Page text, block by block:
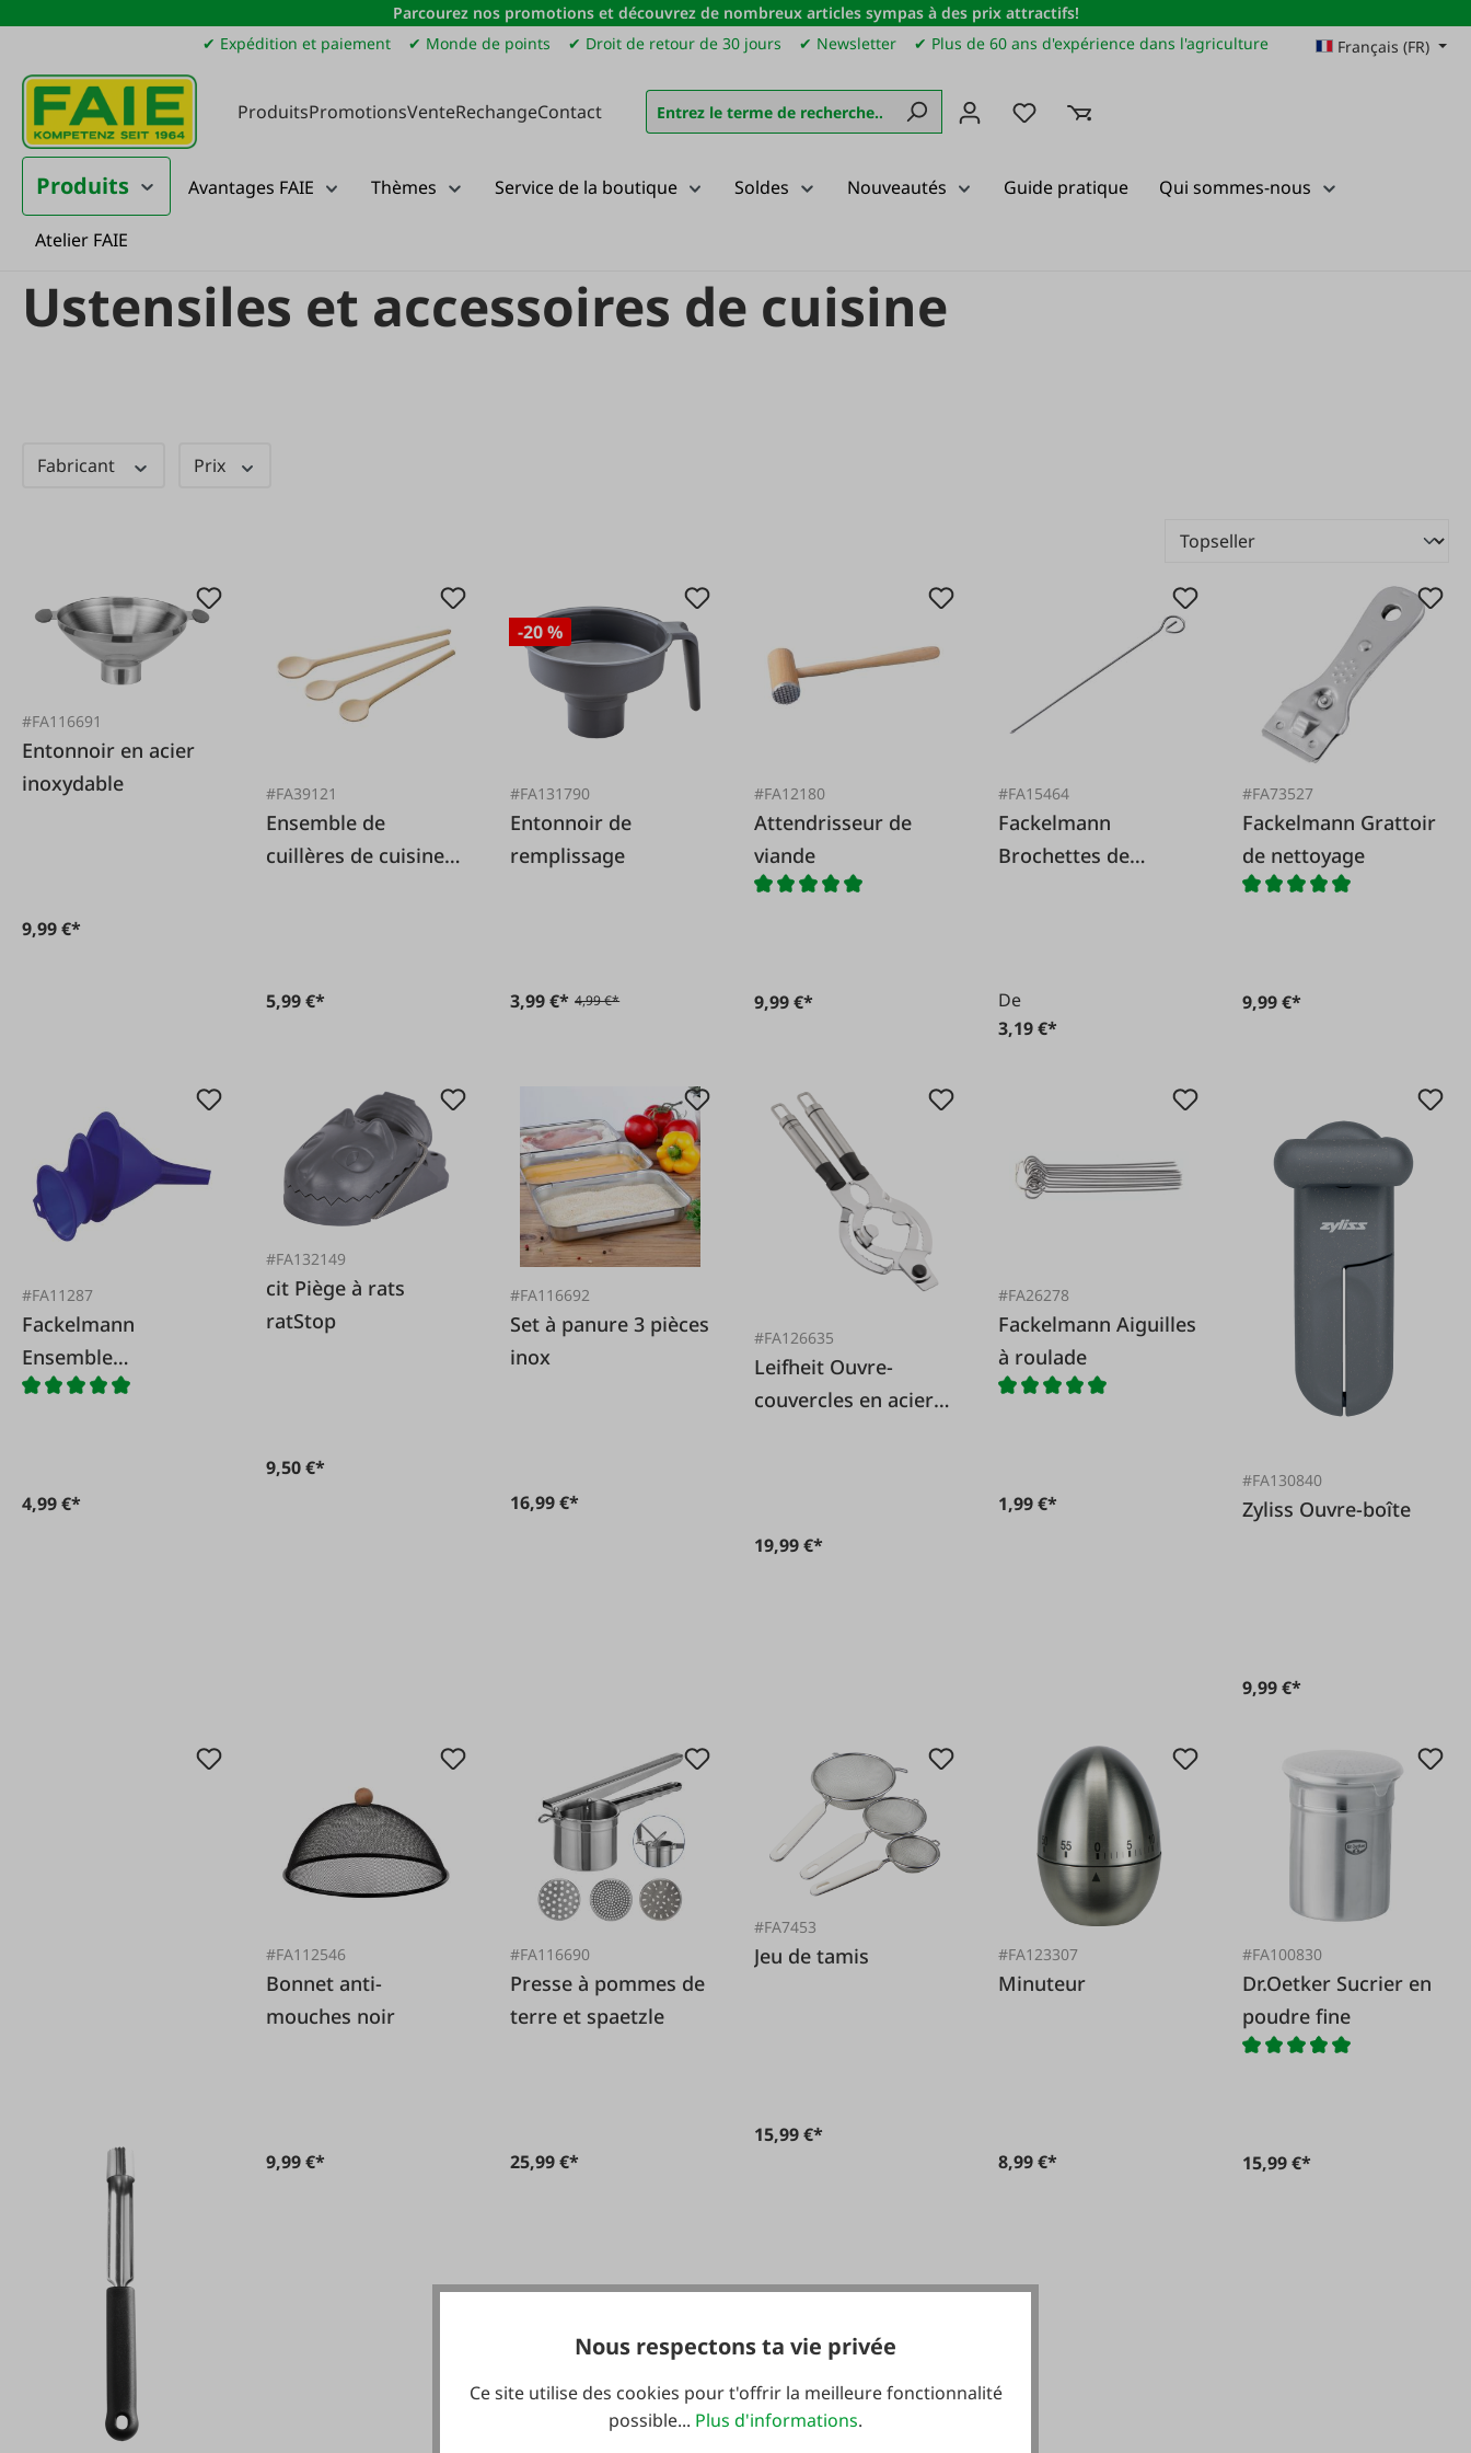
au contenu principal
Passer à la recherche
Passer à la navigation principale
Parcourez nos promotions et découvrez de nombreux articles sympas à des prix attractifs!
✔ Expédition et paiement
✔ Monde de points ✔ Droit de retour de 30 jours ✔ Newsletter ✔ Plus de 60 ans d'expérience dans l'agriculture Français (FR)
ProduitsPromotionsVenteRechangeContact Vous avez 0 articles dans votre liste de souhaits
Produits Avantages FAIE Thèmes Service de la boutique Soldes Nouveautés Guide pratique Qui sommes-nous
Atelier FAIE
Produits Ménage
Ustensiles et accessoires de cuisine
Fabricant Prix
#FA116691
Entonnoir en acier
inoxydable
9,99 €*
#FA39121
Ensemble de
cuillères de cuisine
5,99 €*
-20 %
#FA131790
Entonnoir de
remplissage
3,99 €* 4,99 €*
#FA12180
Attendrisseur de
viande
9,99 €*
#FA15464
Fackelmann
Brochettes de
De
3,19 €*
#FA73527
Fackelmann Grattoir
de nettoyage
9,99 €*
#FA11287
Fackelmann
Ensemble
d'entonnoirs, 3
4,99 €*
#FA132149
cit Piège à rats
ratStop
9,50 €*
#FA116692
Set à panure 3 pièces
inox
16,99 €*
#FA126635
Leifheit Ouvre-
couvercles en acier
19,99 €*
#FA26278
Fackelmann Aiguilles
à roulade
1,99 €*
#FA130840
Zyliss Ouvre-boîte
9,99 €*
#FA112546
Bonnet anti-
mouches noir
9,99 €*
#FA116690
Presse à pommes de
terre et spaetzle
25,99 €*
#FA7453
Jeu de tamis
15,99 €*
#FA123307
Minuteur
8,99 €*
#FA100830
Dr.Oetker Sucrier en
poudre fine
15,99 €*
Nous respectons ta vie privée
Ce site utilise des cookies pour t'offrir la meilleure fonctionnalité
possible... Plus d'informations.